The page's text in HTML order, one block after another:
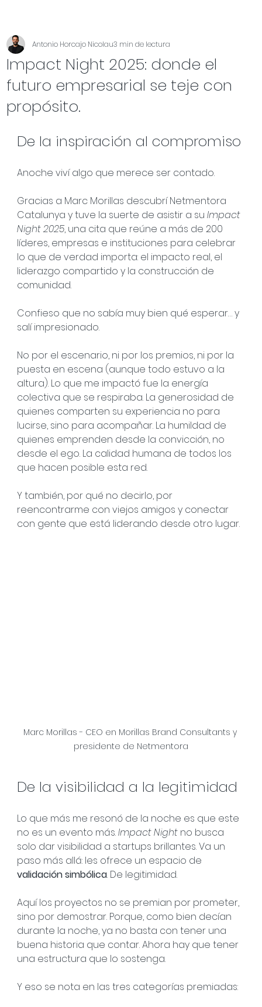
Impact Night 2025: donde el
futuro empresarial se teje con
propósito.
Antonio Horcajo Nicolau3 min de lectura
De la inspiración al compromiso
Anoche viví algo que merece ser contado.
Gracias a Marc Morillas descubrí Netmentora
Catalunya y tuve la suerte de asistir a su Impact
Night 2025, una cita que reúne a más de 200
líderes, empresas e instituciones para celebrar
lo que de verdad importa: el impacto real, el
liderazgo compartido y la construcción de
comunidad.
Confieso que no sabía muy bien qué esperar… y
salí impresionado.
No por el escenario, ni por los premios, ni por la
puesta en escena (aunque todo estuvo a la
altura). Lo que me impactó fue la energía
colectiva que se respiraba. La generosidad de
quienes comparten su experiencia no para
lucirse, sino para acompañar. La humildad de
quienes emprenden desde la convicción, no
desde el ego. La calidad humana de todos los
que hacen posible esta red.
Y también, por qué no decirlo, por
reencontrarme con viejos amigos y conectar
con gente que está liderando desde otro lugar.
Marc Morillas - CEO en Morillas Brand Consultants y
presidente de Netmentora
De la visibilidad a la legitimidad
Lo que más me resonó de la noche es que este
no es un evento más. Impact Night no busca
solo dar visibilidad a startups brillantes. Va un
paso más allá: les ofrece un espacio de
validación simbólica. De legitimidad.
Aquí los proyectos no se premian por prometer,
sino por demostrar. Porque, como bien decían
durante la noche, ya no basta con tener una
buena historia que contar. Ahora hay que tener
una estructura que lo sostenga.
Y eso se nota en las tres categorías premiadas: